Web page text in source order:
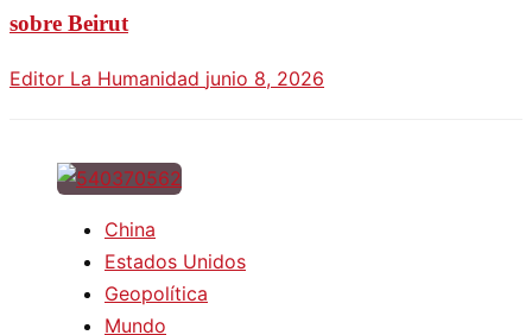
sobre Beirut
Editor La Humanidad junio 8, 2026
China
Estados Unidos
Geopolítica
Mundo